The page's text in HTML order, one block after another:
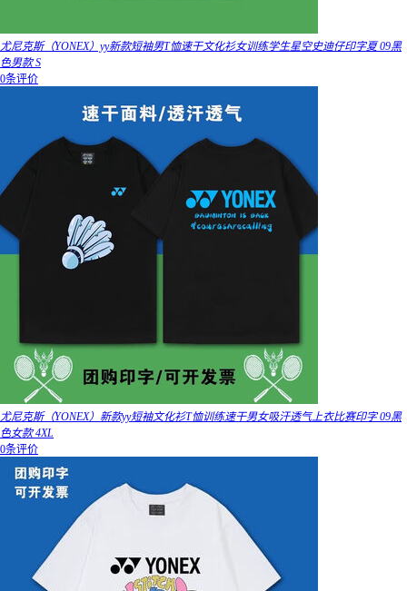
尤尼克斯（YONEX）yy新款短袖男T恤速干文化衫女训练学生星空史迪仔印字夏 09黑
色男款 S
0条评价
尤尼克斯（YONEX）新款yy短袖文化衫T恤训练速干男女吸汗透气上衣比赛印字 09黑
色女款 4XL
0条评价